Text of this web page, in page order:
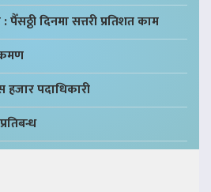
दिनमा सत्तरी प्रतिशत काम
हजार पदाधिकारी